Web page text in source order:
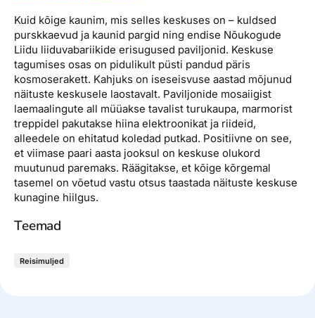
Kuid kõige kaunim, mis selles keskuses on – kuldsed
purskkaevud ja kaunid pargid ning endise Nõukogude
Liidu liiduvabariikide erisugused paviljonid. Keskuse
tagumises osas on pidulikult püsti pandud päris
kosmoserakett. Kahjuks on iseseisvuse aastad mõjunud
näituste keskusele laostavalt. Paviljonide mosaiigist
laemaalingute all müüakse tavalist turukaupa, marmorist
treppidel pakutakse hiina elektroonikat ja riideid,
alleedele on ehitatud koledad putkad. Positiivne on see,
et viimase paari aasta jooksul on keskuse olukord
muutunud paremaks. Räägitakse, et kõige kõrgemal
tasemel on võetud vastu otsus taastada näituste keskuse
kunagine hiilgus.
Teemad
Reisimuljed